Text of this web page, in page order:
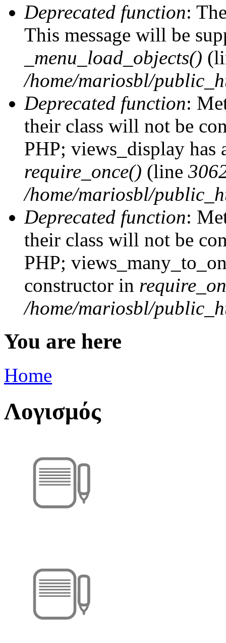
Deprecated function:
This message will be
_menu_load_objects()
/home/mariosbl/
Deprecated function:
their class will not be
PHP; views_display has
require_once() (line
/home/mariosbl/
Deprecated function:
their class will not be
PHP;
constructor in
/home/mariosbl/
You are here
Home
Λογισμός